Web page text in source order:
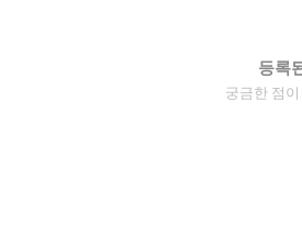
등록
궁금한 점